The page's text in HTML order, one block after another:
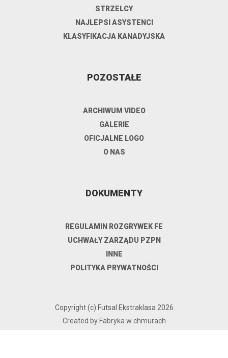
STRZELCY
NAJLEPSI ASYSTENCI
KLASYFIKACJA KANADYJSKA
POZOSTAŁE
ARCHIWUM VIDEO
GALERIE
OFICJALNE LOGO
O NAS
DOKUMENTY
REGULAMIN ROZGRYWEK FE
UCHWAŁY ZARZĄDU PZPN
INNE
POLITYKA PRYWATNOŚCI
Copyright (c) Futsal Ekstraklasa 2026
Created by Fabryka w chmurach